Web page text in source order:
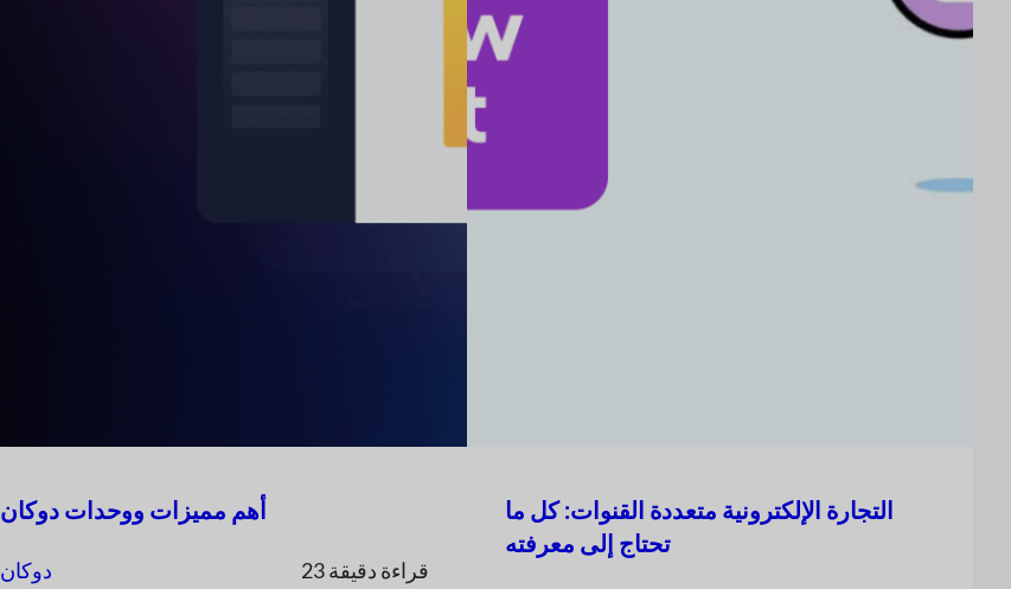
أهم مميزات ووحدات دوكان
دوكان 23 قراءة دقيقة
التجارة الإلكترونية متعددة القنوات: كل ما
تحتاج إلى معرفته